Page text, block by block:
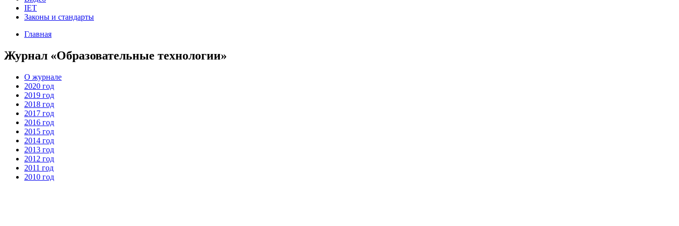
IET
Законы и стандарты
Главная
Журнал «Образовательные технологии»
О журнале
2020 год
2019 год
2018 год
2017 год
2016 год
2015 год
2014 год
2013 год
2012 год
2011 год
2010 год